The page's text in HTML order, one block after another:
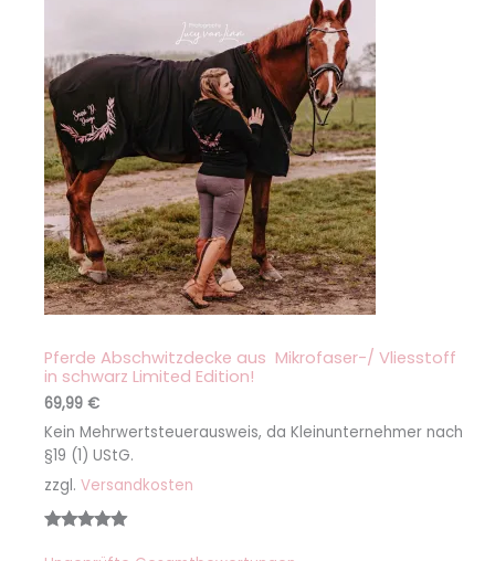
Pferde Abschwitzdecke aus Mikrofaser-/ Vliesstoff
in schwarz Limited Edition!
69,99 €
Kein Mehrwertsteuerausweis, da Kleinunternehmer nach
§19 (1) UStG.
zzgl. Versandkosten